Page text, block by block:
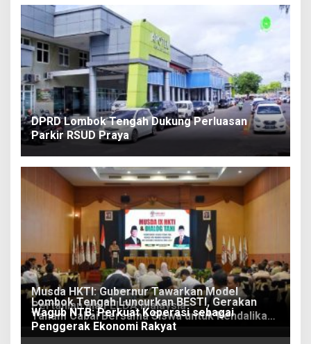
DPRD Lombok Tengah Dukung Perluasan
Parkir RSUD Praya
Musda HKTI: Gubernur Tawarkan Model
Pertanian ala FELDA Malaysia
Lombok Tengah Luncurkan BESTI, Gerakan
Tanam Cabai Bersama Siswa untuk Kendalikan
Inflasi
Wagub NTB: Perkuat Koperasi sebagai
Penggerak Ekonomi Rakyat